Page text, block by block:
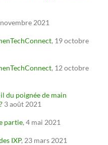
2021
, 19 octobre
, 12 octobre
du poignée de main
3 août 2021
partie, 4 mai 2021
IXP, 23 mars 2021